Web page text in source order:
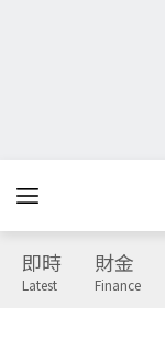
即時
Latest
財金
Finance